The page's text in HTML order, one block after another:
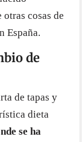
cosas de
España.
de
de tapas y
dieta
se ha